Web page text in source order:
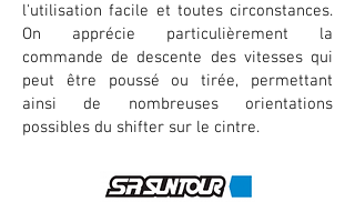
l'utilisation facile et toutes circonstances.
On apprécie particulièrement la
commande de descente des vitesses qui
peut être poussé ou tirée, permettant
ainsi de nombreuses orientations
possibles du shifter sur le cintre.